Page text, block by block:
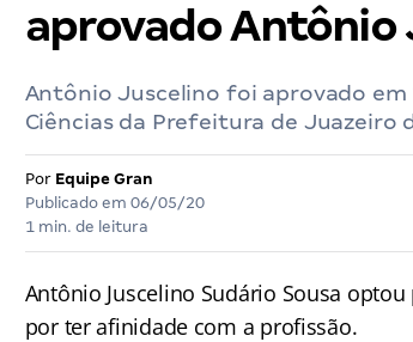
aprovado Antônio
Antônio Juscelino foi aprovado em
Ciências da Prefeitura de Juazeiro
Por Equipe Gran
Publicado em 06/05/20
1 min. de leitura
Antônio Juscelino Sudário Sousa
por ter afinidade com a profissão.